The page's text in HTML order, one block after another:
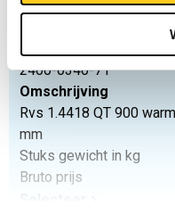
Selecteer
2400-0340-71
Omschrijving
Rvs 1.4418 QT 900
mm
Stuks gewicht in kg
Bruto prijs
Selecteer